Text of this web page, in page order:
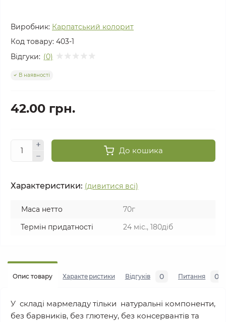
Виробник: Карпатський колорит
Код товару: 403-1
Відгуки: (0)
В наявності
42.00 грн.
До кошика
Характеристики: (дивитися всі)
Маса нетто
70г
Термін придатності
24 міс., 180діб
Опис товару Характеристики Відгуків 0 Питання 0
У складі мармеладу тільки натуральні компоненти,
без барвників, без глютену, без консервантів та